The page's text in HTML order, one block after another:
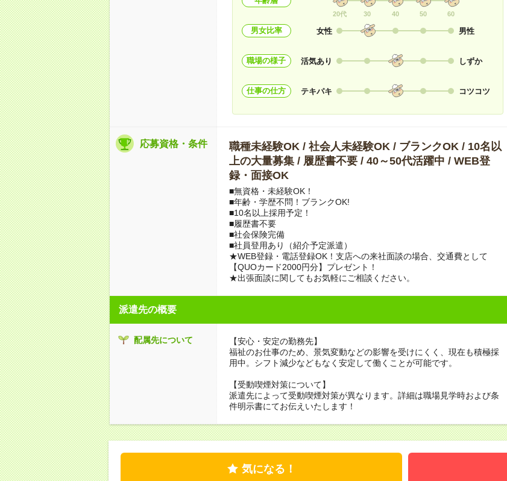
20代 30 40 50 60
男女比率 女性 男性
職場の様子 活気あり しずか
仕事の仕方 テキパキ コツコツ
応募資格・条件
職種未経験OK / 社会人未経験OK / ブランクOK / 10名以
上の大量募集 / 履歴書不要 / 40～50代活躍中 / WEB登
録・面接OK
■無資格・未経験OK！
■年齢・学歴不問！ブランクOK!
■10名以上採用予定！
■履歴書不要
■社会保険完備
■社員登用あり（紹介予定派遣）
★WEB登録・電話登録OK！支店への来社面談の場合、交通費として
【QUOカード2000円分】プレゼント！
★出張面談に関してもお気軽にご相談ください。
派遣先の概要
配属先について
【安心・安定の勤務先】
福祉のお仕事のため、景気変動などの影響を受けにくく、現在も積極採
用中。シフト減少などもなく安定して働くことが可能です。
【受動喫煙対策について】
派遣先によって受動喫煙対策が異なります。詳細は職場見学時および条
件明示書にてお伝えいたします！
気になる！